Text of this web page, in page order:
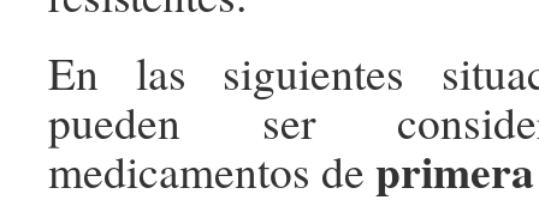
En las siguientes
pueden ser
medicamentos de